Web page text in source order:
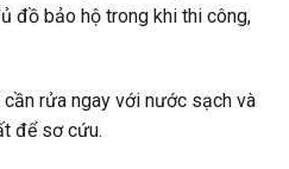
đồ bảo hộ trong khi thi công,
rửa ngay với nước sạch và
để sơ cứu.